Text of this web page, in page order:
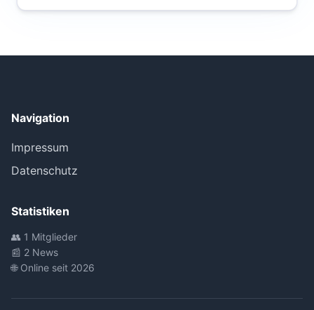
Navigation
Impressum
Datenschutz
Statistiken
👥 1 Mitglieder
📰 2 News
🌐 Online seit 2026